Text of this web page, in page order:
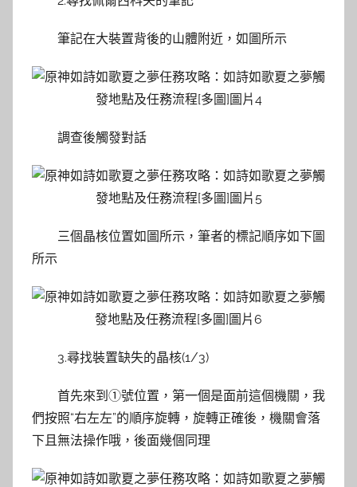
筆記在大裝置背後的山體附近，如圖所示
調查後觸發對話
三個晶核位置如圖所示，筆者的標記順序如下圖
所示
3.尋找裝置缺失的晶核(1/3)
首先來到①號位置，第一個是面前這個機關，我
們按照“右左左”的順序旋轉，旋轉正確後，機關會落
下且無法操作哦，後面幾個同理